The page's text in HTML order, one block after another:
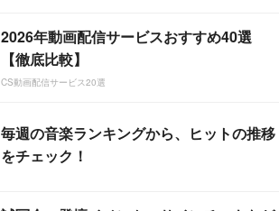
2026年動画配信サービスおすすめ40選
【徹底比較】
CS動画配信サービス20選
毎週の音楽ランキングから、ヒットの推移
をチェック！